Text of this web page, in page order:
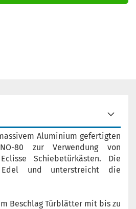
Aluminium gefertigten
80 zur Verwendung von
Schiebetürkästen. Die
und unterstreicht die
Beschlag Türblätter mit bis zu